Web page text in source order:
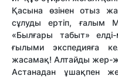
Қасына өзінен отыз
сұлуды ертіп, ғалым
«Былғары табыт»
ғылыми экспедияға
жасамақ! Алтайды жер-
Астанадан ұшақпен